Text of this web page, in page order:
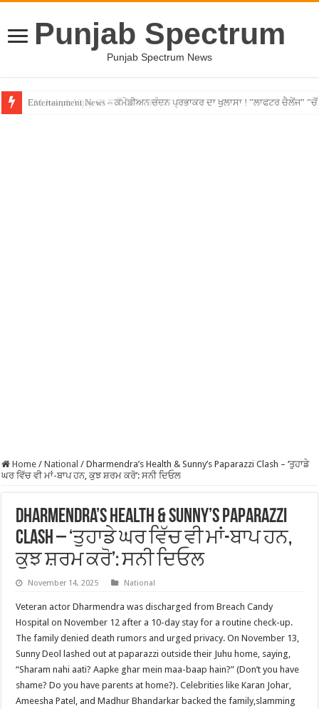
Punjab Spectrum
Punjab Spectrum News
Entertainment News – ਕਮੇਡੀਅਨ ਚੰਦਨ ਪ੍ਰਭਾਕਰ ਦਾ ਖੁਲਾਸਾ ! ”ਲਾਫਟਰ ਚੈਲੇਂਜ”
Home / National / Dharmendra’s Health & Sunny’s Paparazzi Clash – ‘ਤੁਹਾਡੇ
ਘਰ ਵਿੱਚ ਵੀ ਮਾਂ-ਬਾਪ ਹਨ, ਕੁਝ ਸ਼ਰਮ ਕਰੋ’: ਸਨੀ ਦਿਓਲ
Dharmendra’s Health & Sunny’s Paparazzi
Clash – ‘ਤੁਹਾਡੇ ਘਰ ਵਿੱਚ ਵੀ ਮਾਂ-ਬਾਪ ਹਨ,
ਕੁਝ ਸ਼ਰਮ ਕਰੋ’: ਸਨੀ ਦਿਓਲ
November 14, 2025 National
Veteran actor Dharmendra was discharged from Breach Candy
Hospital on November 12 after a 10-day stay for a routine check-up.
The family denied death rumors and urged privacy. On November 13,
Sunny Deol lashed out at paparazzi outside their Juhu home, saying,
“Sharam nahi aati? Aapke ghar mein maa-baap hain?” (Don’t you have
shame? Do you have parents at home?). Celebrities like Karan Johar,
Ameesha Patel, and Madhur Bhandarkar backed the family,slamming